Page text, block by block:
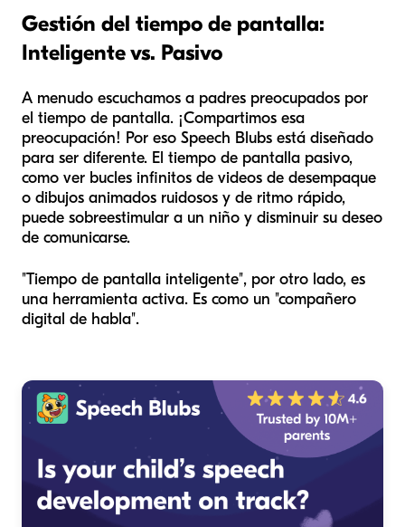
Gestión del tiempo de pantalla:
Inteligente vs. Pasivo
A menudo escuchamos a padres preocupados por
el tiempo de pantalla. ¡Compartimos esa
preocupación! Por eso Speech Blubs está diseñado
para ser diferente. El tiempo de pantalla pasivo,
como ver bucles infinitos de videos de desempaque
o dibujos animados ruidosos y de ritmo rápido,
puede sobreestimular a un niño y disminuir su deseo
de comunicarse.
"Tiempo de pantalla inteligente", por otro lado, es
una herramienta activa. Es como un "compañero
digital de habla".